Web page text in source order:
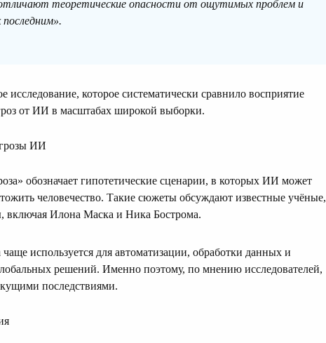
теоретические опасности от ощутимых проблем и
последним».
исследование, которое систематически сравнило восприятие
от ИИ в масштабах широкой выборки.
ИИ
обозначает гипотетические сценарии, в которых ИИ может
человечество. Такие сюжеты обсуждают известные учёные,
включая Илона Маска и Ника Бострома.
используется для автоматизации, обработки данных и
решений. Именно поэтому, по мнению исследователей,
последствиями.